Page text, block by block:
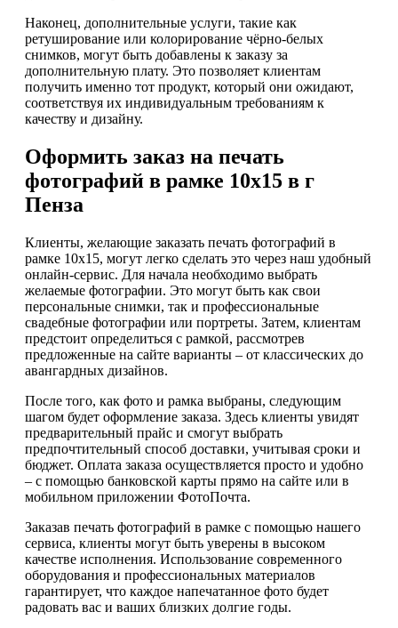
Наконец, дополнительные услуги, такие как
ретуширование или колорирование чёрно-белых
снимков, могут быть добавлены к заказу за
дополнительную плату. Это позволяет клиентам
получить именно тот продукт, который они ожидают,
соответствуя их индивидуальным требованиям к
качеству и дизайну.
Оформить заказ на печать
фотографий в рамке 10х15 в г
Пенза
Клиенты, желающие заказать печать фотографий в
рамке 10х15, могут легко сделать это через наш удобный
онлайн-сервис. Для начала необходимо выбрать
желаемые фотографии. Это могут быть как свои
персональные снимки, так и профессиональные
свадебные фотографии или портреты. Затем, клиентам
предстоит определиться с рамкой, рассмотрев
предложенные на сайте варианты – от классических до
авангардных дизайнов.
После того, как фото и рамка выбраны, следующим
шагом будет оформление заказа. Здесь клиенты увидят
предварительный прайс и смогут выбрать
предпочтительный способ доставки, учитывая сроки и
бюджет. Оплата заказа осуществляется просто и удобно
– с помощью банковской карты прямо на сайте или в
мобильном приложении ФотоПочта.
Заказав печать фотографий в рамке с помощью нашего
сервиса, клиенты могут быть уверены в высоком
качестве исполнения. Использование современного
оборудования и профессиональных материалов
гарантирует, что каждое напечатанное фото будет
радовать вас и ваших близких долгие годы.